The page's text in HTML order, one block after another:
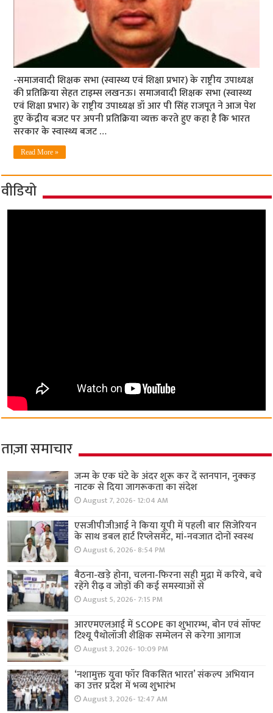
-समाजवादी शिक्षक सभा (स्वास्थ्य एवं शिक्षा प्रभार) के राष्ट्रीय उपाध्यक्ष
की प्रतिक्रिया सेहत टाइम्स लखनऊ। समाजवादी शिक्षक सभा (स्वास्थ्य
एवं शिक्षा प्रभार) के राष्ट्रीय उपाध्यक्ष डॉ आर पी सिंह राजपूत ने आज पेश
हुए केंद्रीय बजट पर अपनी प्रतिक्रिया व्यक्त करते हुए कहा है कि भारत
सरकार के स्वास्थ्य बजट …
Read More »
वीडियो
ताज़ा समाचार
जन्म के एक घंटे के अंदर शुरू कर दें स्तनपान, नुक्कड़
नाटक से दिया जागरूकता का संदेश
August 7, 2026- 12:04 AM
एसजीपीजीआई ने किया यूपी में पहली बार सिजेरियन
के साथ डबल हार्ट रिप्लेसमेंट, मां-नवजात दोनों स्वस्थ
August 6, 2026- 8:54 PM
बैठना-खड़े होना, चलना-फिरना सही मुद्रा में करिये, बचे
रहेंगे रीढ़ व जोड़ों की कई समस्याओं से
August 5, 2026- 7:15 PM
आरएमएलआई में SCOPE का शुभारम्भ, बोन एवं सॉफ्ट
टिश्यू पैथोलॉजी शैक्षिक सम्मेलन से करेगा आगाज
August 3, 2026- 10:09 PM
‘नशामुक्त युवा फॉर विकसित भारत’ संकल्प अभियान
का उत्तर प्रदेश में भव्य शुभारंभ
August 3, 2026- 12:47 AM